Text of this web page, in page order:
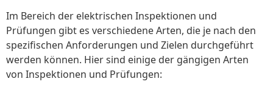
Im Bereich der elektrischen Inspektionen und
Prüfungen gibt es verschiedene Arten, die je nach den
spezifischen Anforderungen und Zielen durchgeführt
werden können. Hier sind einige der gängigen Arten
von Inspektionen und Prüfungen: